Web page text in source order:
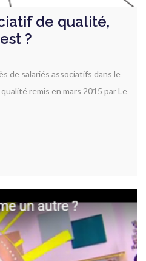
de qualité,
?
de salariés associatifs dans le
remis en mars 2015 par Le